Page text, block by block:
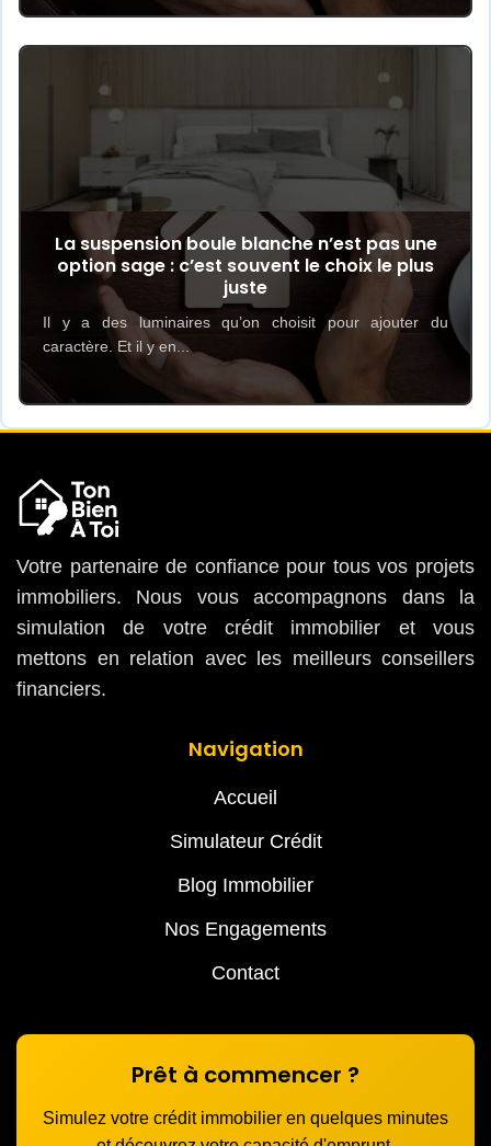
La suspension boule blanche n’est pas une
option sage : c’est souvent le choix le plus
juste
Il y a des luminaires qu’on choisit pour ajouter du
caractère. Et il y en...
Votre partenaire de confiance pour tous vos projets
immobiliers. Nous vous accompagnons dans la
simulation de votre crédit immobilier et vous
mettons en relation avec les meilleurs conseillers
financiers.
Navigation
Accueil
Simulateur Crédit
Blog Immobilier
Nos Engagements
Contact
Prêt à commencer ?
Simulez votre crédit immobilier en quelques minutes